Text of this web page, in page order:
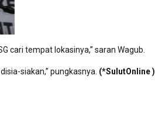
cari tempat lokasinya,” saran Wagub.
siakan,” pungkasnya. (*SulutOnline )